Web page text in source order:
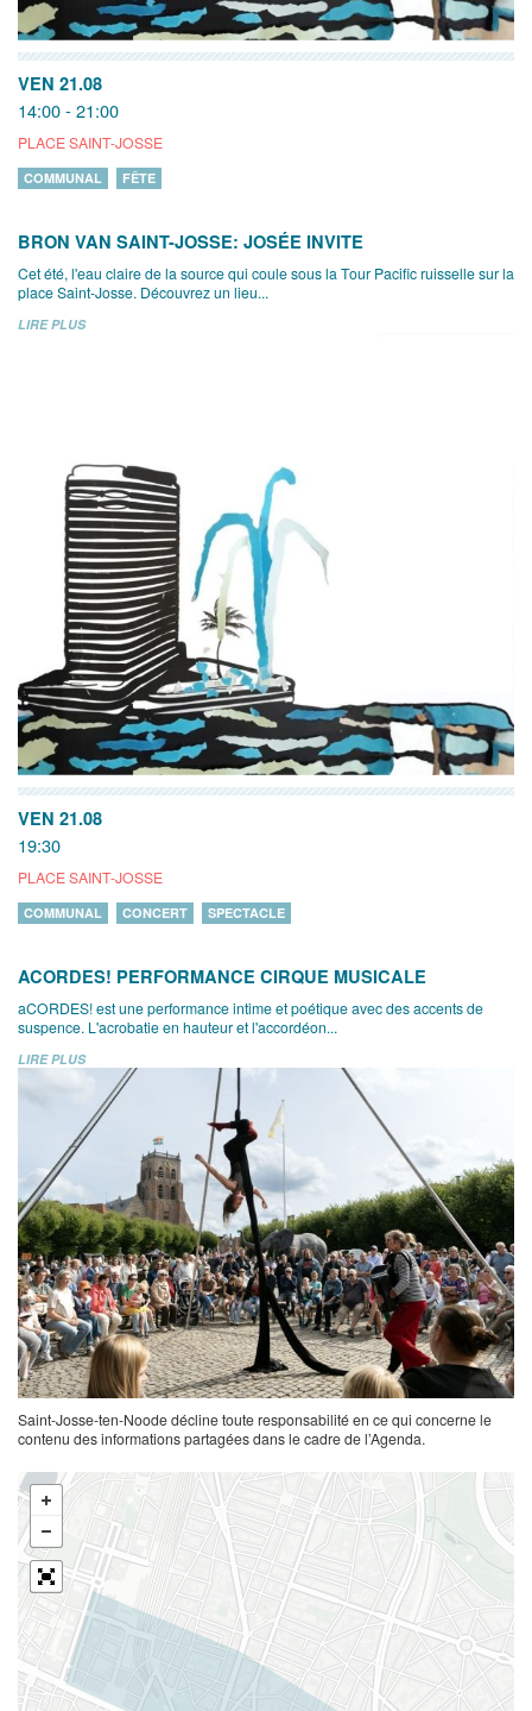
VEN 21.08
14:00 - 21:00
PLACE SAINT-JOSSE
COMMUNAL FÊTE
BRON VAN SAINT-JOSSE: JOSÉE INVITE
Cet été, l'eau claire de la source qui coule sous la Tour Pacific ruisselle sur la
place Saint-Josse. Découvrez un lieu...
LIRE PLUS
VEN 21.08
19:30
PLACE SAINT-JOSSE
COMMUNAL CONCERT SPECTACLE
ACORDES! PERFORMANCE CIRQUE MUSICALE
aCORDES! est une performance intime et poétique avec des accents de
suspence. L'acrobatie en hauteur et l'accordéon...
LIRE PLUS
Saint-Josse-ten-Noode décline toute responsabilité en ce qui concerne le
contenu des informations partagées dans le cadre de l’Agenda.